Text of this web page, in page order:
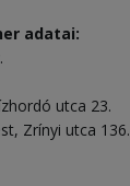
adatai:
utca 23.
Zrínyi utca 136.